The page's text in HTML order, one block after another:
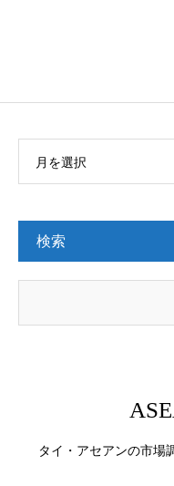
月を選択
検索
タイ・アセアンの市場